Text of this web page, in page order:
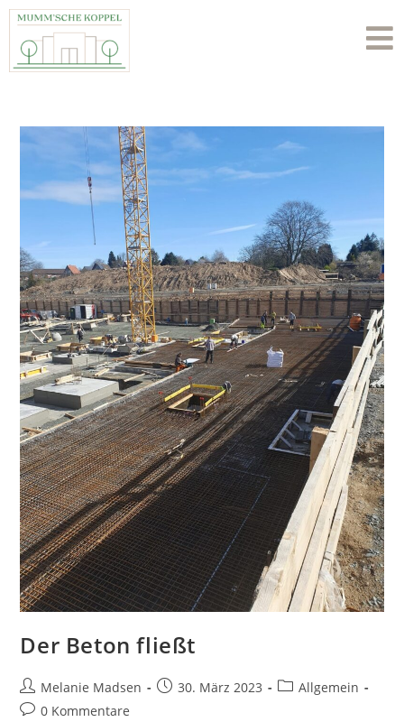
Der Beton fließt
Melanie Madsen 30. März 2023
Allgemein
0 Kommentare